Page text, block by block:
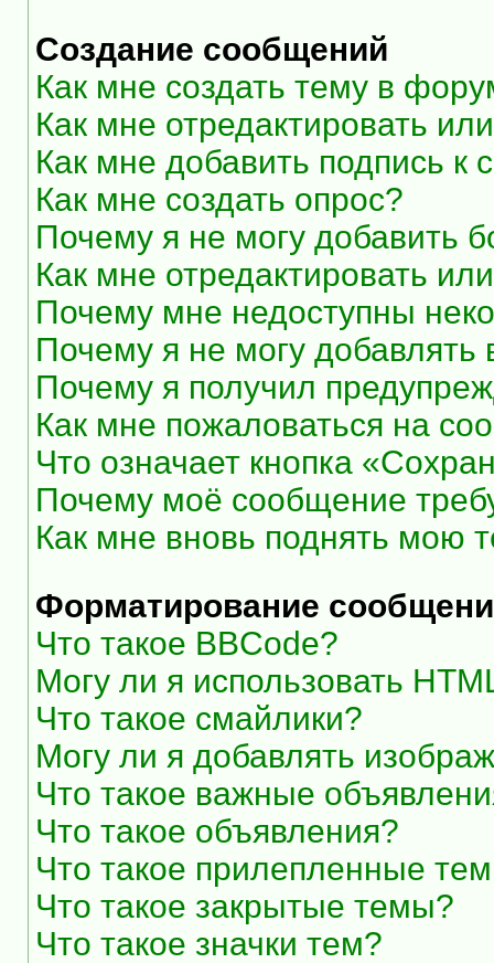
Создание сообщений
Как мне создать тему в
Как мне отредактировать
Как мне добавить подпись
Как мне создать опрос?
Почему я не могу добавить
Как мне отредактировать
Почему мне недоступны
Почему я не могу добавлять
Почему я получил
Как мне пожаловаться на
Что означает кнопка
Почему моё сообщение
Как мне вновь поднять мою
Форматирование
Что такое BBCode?
Могу ли я использовать
Что такое смайлики?
Могу ли я добавлять
Что такое важные
Что такое объявления?
Что такое прилепленные
Что такое закрытые темы?
Что такое значки тем?